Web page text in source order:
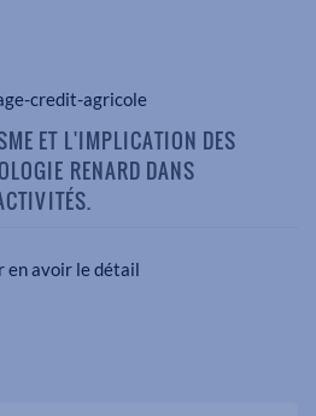
credit-agricole
ET L'IMPLICATION DES
RENARD DANS
en avoir le détail